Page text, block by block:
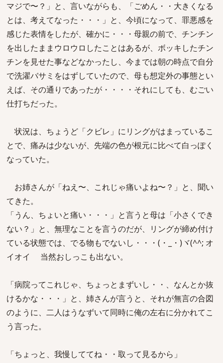
マジで〜？」と、言いながらも、「ごめん・・大きくなる
とは、考えてなった・・・」と、今頃になって、罪悪感を
感じた表情をしたが、確かに・・・母親の前で、チンチン
を出したままウロウロしたことはあるが、ボッキしたチン
チンを見せた事などなかったし、今までは朝の時点で自分
で洗濯バサミをはずしていたので、母も想定外の事態とい
えば、その通りであったが・・・・それにしても、むごい
仕打ちだった。
状況は、ちょうど「クビレ」にリングがはまっているこ
とで、痛みは少ないが、先端の色が根元に比べて白っぽく
なっていた。
お姉さんが「ねえ〜、これじゃ痛いよね〜？」と、聞い
てきた。
「うん、ちょいと痛い・・・」と言うと母は「小さくでき
ない？」と、無理なことを言うのだが、リングが締め付け
ている状態では、でる物もでないし・・・(・_・)ヾ(^^; オ
イオイ 当然おしっこも出ない。
「病院ってこれじゃ、ちょっとまずいし・・、なんとか抜
けるかな・・・」と、姉さんが言うと、それが無言の合図
のように、二人はうなずいて同時に俺の左右に分かれてこ
う言った。
「ちょっと、我慢しててね・・取って見るから」